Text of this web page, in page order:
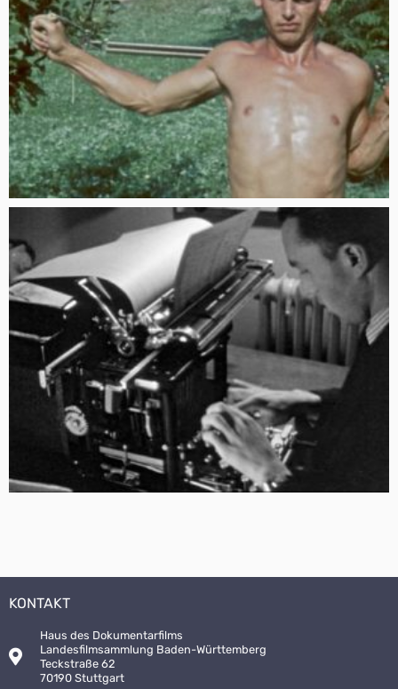
KONTAKT
Haus des Dokumentarfilms
Landesfilmsammlung Baden-Württemberg
Teckstraße 62
70190 Stuttgart